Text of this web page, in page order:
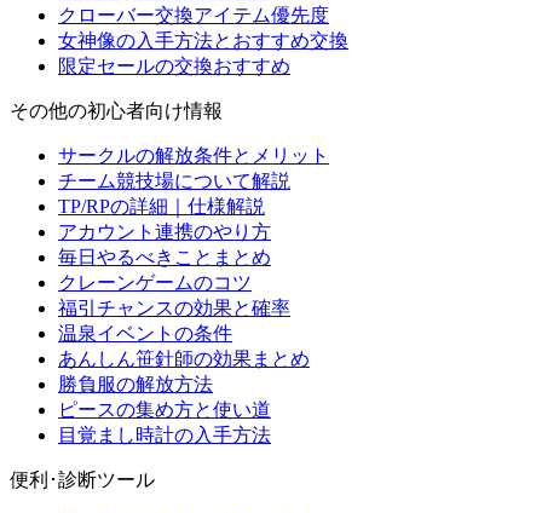
クローバー交換アイテム優先度
女神像の入手方法とおすすめ交換
限定セールの交換おすすめ
その他の初心者向け情報
サークルの解放条件とメリット
チーム競技場について解説
TP/RPの詳細｜仕様解説
アカウント連携のやり方
毎日やるべきことまとめ
クレーンゲームのコツ
福引チャンスの効果と確率
温泉イベントの条件
あんしん笹針師の効果まとめ
勝負服の解放方法
ピースの集め方と使い道
目覚まし時計の入手方法
便利･診断ツール